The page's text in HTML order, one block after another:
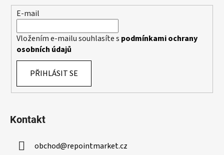
v
ý
p
E-mail
Vložením e-mailu souhlasíte s podmínkami ochrany
osobních údajů
PŘIHLÁSIT SE
Kontakt
obchod@repointmarket.cz